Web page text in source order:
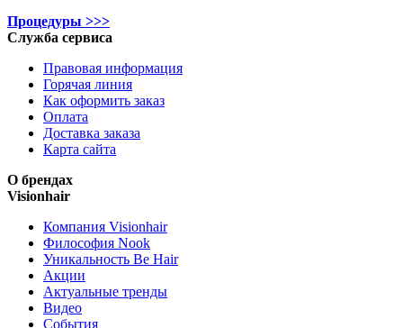
Процедуры >>>
Служба сервиса
Правовая информация
Горячая линия
Как оформить заказ
Оплата
Доставка заказа
Карта сайта
О брендах
Visionhair
Компания Visionhair
Философия Nook
Уникальность Be Hair
Акции
Актуальные тренды
Видео
События